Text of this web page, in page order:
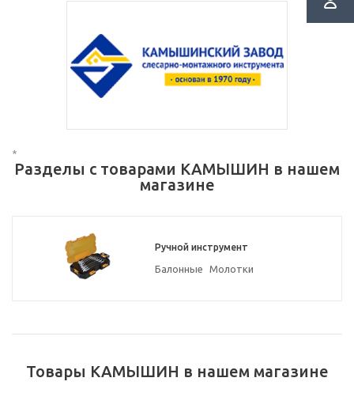
*
Разделы с товарами КАМЫШИН в нашем
магазине
Ручной инструмент
Балонные Молотки
Товары КАМЫШИН в нашем магазине